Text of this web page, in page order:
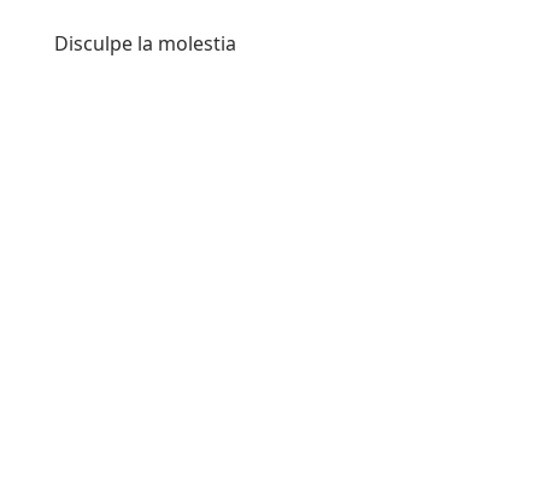
Disculpe la molestia